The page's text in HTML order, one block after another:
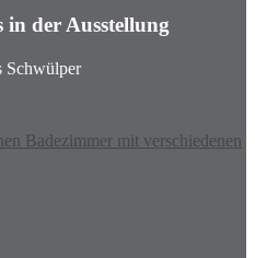
in der Ausstellung
Schwülper